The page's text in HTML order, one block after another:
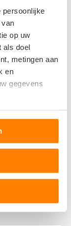
persoonlijke
op uw
als doel
metingen aan
en
gegevens
locatie,
zijn
te scannen